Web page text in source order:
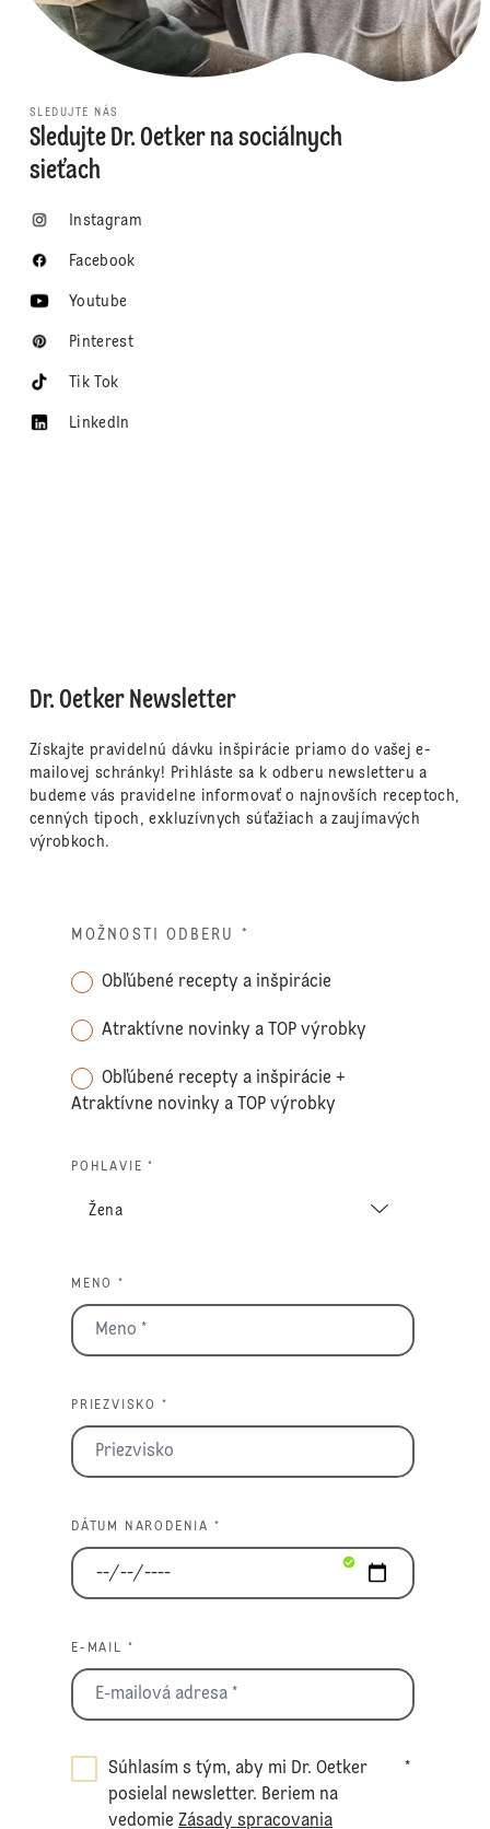
SLEDUJTE NÁS
Sledujte Dr. Oetker na sociálnych
sieťach
Instagram
Facebook
Youtube
Pinterest
Tik Tok
LinkedIn
Dr. Oetker Newsletter
Získajte pravidelnú dávku inšpirácie priamo do vašej e-
mailovej schránky! Prihláste sa k odberu newsletteru a
budeme vás pravidelne informovať o najnovších receptoch,
cenných tipoch, exkluzívnych súťažiach a zaujímavých
výrobkoch.
MOŽNOSTI ODBERU *
Obľúbené recepty a inšpirácie
Atraktívne novinky a TOP výrobky
Obľúbené recepty a inšpirácie +
Atraktívne novinky a TOP výrobky
POHLAVIE *
MENO *
PRIEZVISKO *
DÁTUM NARODENIA *
E-MAIL *
Súhlasím s tým, aby mi Dr. Oetker
posielal newsletter. Beriem na
vedomieZásady spracovania
*